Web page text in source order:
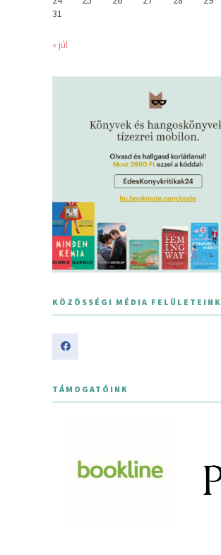
31
« júl
KÖZÖSSÉGI MÉDIA FELÜLETEINK
TÁMOGATÓINK